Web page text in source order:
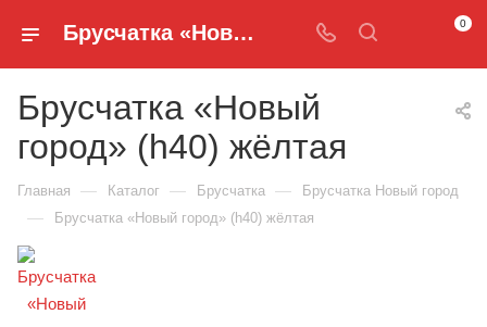
Брусчатка «Новый город» (h40) жёлтая - Брусчатка Новый город по акции купить в Нижнем Новгороде - Брусчатка и Бордюры 0
Брусчатка «Новый
город» (h40) жёлтая
Главная — Каталог — Брусчатка — Брусчатка Новый город
— Брусчатка «Новый город» (h40) жёлтая